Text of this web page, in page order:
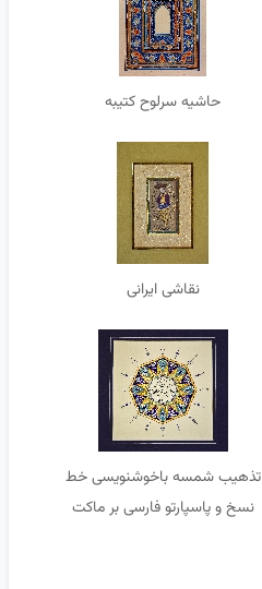
حاشیه سرلوح کتیبه
نقاشی ایرانی
تذهیب شمسه باخوشنویسی خط
نسخ و پاسپارتو فارسی بر ماکت